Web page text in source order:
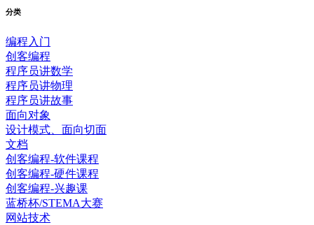
分类
编程入门
创客编程
程序员讲数学
程序员讲物理
程序员讲故事
面向对象
设计模式、面向切面
文档
创客编程-软件课程
创客编程-硬件课程
创客编程-兴趣课
蓝桥杯/STEMA大赛
网站技术